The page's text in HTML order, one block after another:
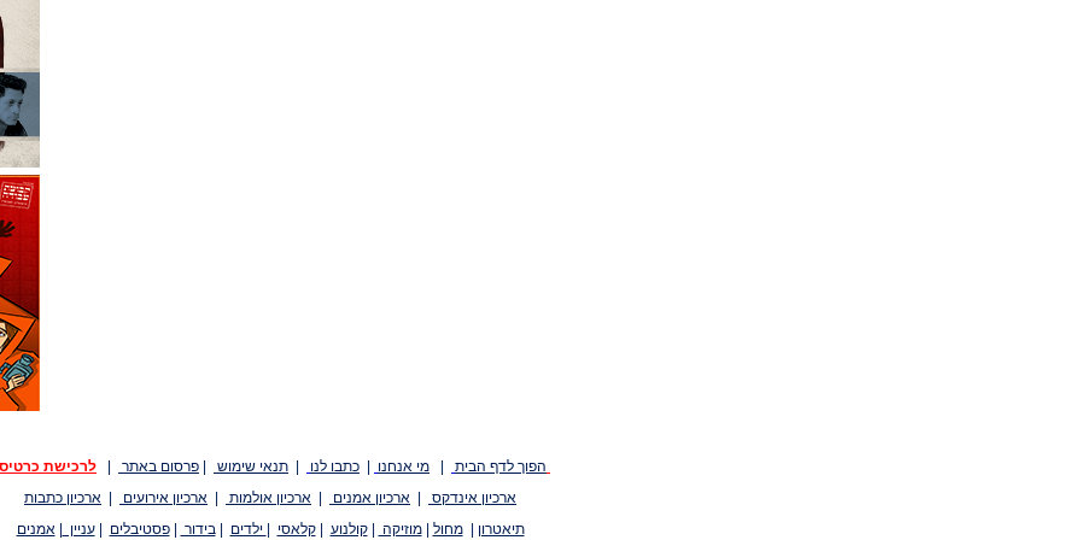
הפוך לדף הבית מי אנחנו כתבו לנו תנאי שימוש פרסום באתר
לרכישת
ארכיון אינדקס
ארכיון אמנים ארכיון אולמות ארכיון אירועים
ארכיון כתבות
תיאטרון
|מחול |מוזיקה |קולנוע |קלאסי ילדים |בידור |פסטיבלים |עניין |אמנים